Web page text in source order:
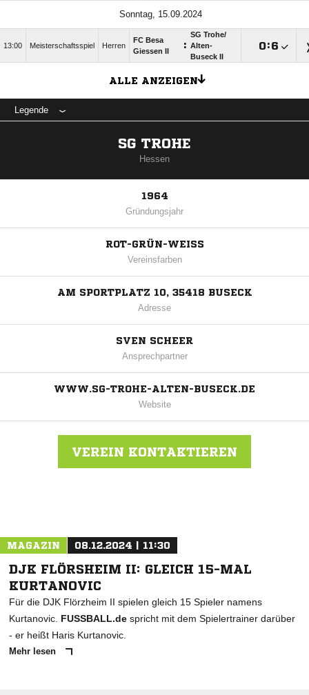
Sonntag, 15.09.2024
13:00 Meisterschaftsspiel Herren
FC Besa
Giessen II
:
SG Trohe/​
Alten-
Buseck II
:
ALLE ANZEIGEN
Legende
SG TROHE
Hessen
1964
Gründungsjahr
ROT-GRÜN-WEISS
Vereinsfarben
AM SPORTPLATZ 10, 35418 BUSECK
Adresse
SVEN SCHEER
Ansprechpartner
WWW.SG-TROHE-ALTEN-BUSECK.DE
Website
VEREIN KONTAKTIEREN
MAGAZIN 08.12.2024 | 11:30
DJK FLÖRSHEIM II: GLEICH 15-MAL
KURTANOVIC
Für die DJK Flörzheim II spielen gleich 15 Spieler namens
Kurtanovic. FUSSBALL.de spricht mit dem Spielertrainer darüber
- er heißt Haris Kurtanovic.
Mehr lesen